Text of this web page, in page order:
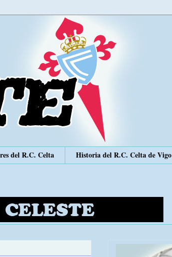
del R.C. Celta
Historia del R.C. Celta de Vigo